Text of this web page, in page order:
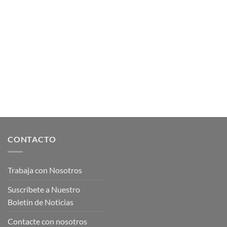
CONTACTO
Trabaja con Nosotros
Suscríbete a Nuestro
Boletín de Noticias
Contacte con nosotros